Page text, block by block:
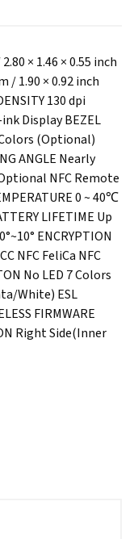
× 1.46 × 0.55 inch
/ 1.90 × 0.92 inch
130 dpi
ink Display BEZEL
(Optional)
ANGLE Nearly
NFC Remote
0 ~ 40℃
LIFETIME Up
ENCRYPTION
NFC FeliCa NFC
No LED 7 Colors
White) ESL
FIRMWARE
Right Side(Inner